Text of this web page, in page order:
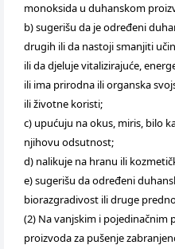
monoksida u duhanskom
b) sugerišu da je određeni
drugih ili da nastoji smanjiti
ili da djeluje vitalizirajuće,
ili ima prirodna ili organska
ili životne koristi;
c) upućuju na okus, miris, bilo
njihovu odsutnost;
d) nalikuje na hranu ili
e) sugerišu da određeni
biorazgradivost ili druge
(2) Na vanjskim i pojedinačnim
proizvoda za pušenje